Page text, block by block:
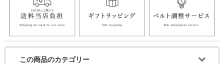
この商品のカテゴリー